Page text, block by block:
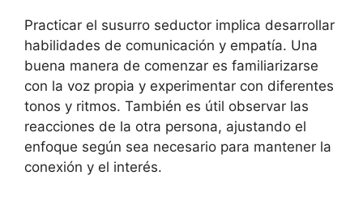
Practicar el susurro seductor implica desarrollar
habilidades de comunicación y empatía. Una
buena manera de comenzar es familiarizarse
con la voz propia y experimentar con diferentes
tonos y ritmos. También es útil observar las
reacciones de la otra persona, ajustando el
enfoque según sea necesario para mantener la
conexión y el interés.